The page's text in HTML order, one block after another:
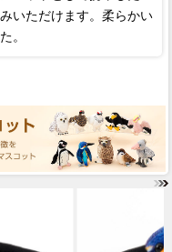
いただけます。柔らかい
。